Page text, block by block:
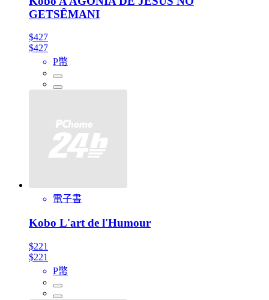
GETSÊMANI
$427
$427
P幣
電子書
Kobo L'art de l'Humour
$221
$221
P幣